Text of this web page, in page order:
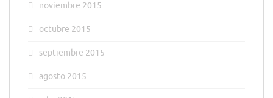
noviembre 2015
octubre 2015
septiembre 2015
agosto 2015